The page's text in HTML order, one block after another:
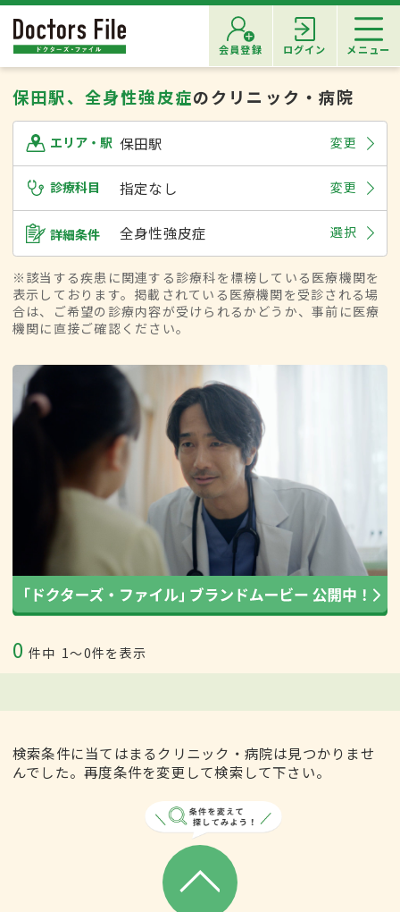
会員登録 ログイン メニュー
保田駅、全身性強皮症のクリニック・病院
エリア・駅 保田駅 変更
診療科目 指定なし 変更
詳細条件 全身性強皮症 選択
※該当する疾患に関連する診療科を標榜している医療機関を
表示しております。掲載されている医療機関を受診される場
合は、ご希望の診療内容が受けられるかどうか、事前に医療
機関に直接ご確認ください。
0 件中 1〜0件を表示
検索条件に当てはまるクリニック・病院は見つかりませ
んでした。再度条件を変更して検索して下さい。